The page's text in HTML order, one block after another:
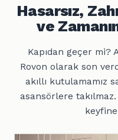
Hasarsız,
ve
Kapıdan geçer mi?
Rovon olarak son
akıllı kutulamamız
asansörlere